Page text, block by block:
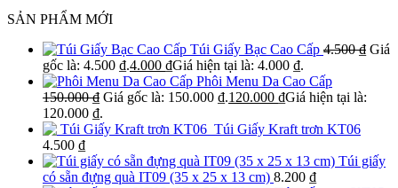
SẢN PHẨM MỚI
Túi Giấy Bạc Cao Cấp 4.500₫ Giá
gốc là: 4.500 ₫.4.000 ₫Giá hiện tại là: 4.000 ₫.
Phôi Menu Da Cao Cấp
150.000₫ Giá gốc là: 150.000 ₫.120.000 ₫Giá hiện tại là:
120.000 ₫.
Túi Giấy Kraft trơn KT06
4.500 ₫
Túi giấy
có sẵn đựng quà IT09 (35 x 25 x 13 cm) 8.200 ₫